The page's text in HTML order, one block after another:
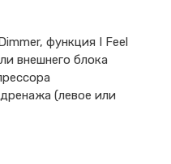
функция I Feel
внешнего блока
(левое или